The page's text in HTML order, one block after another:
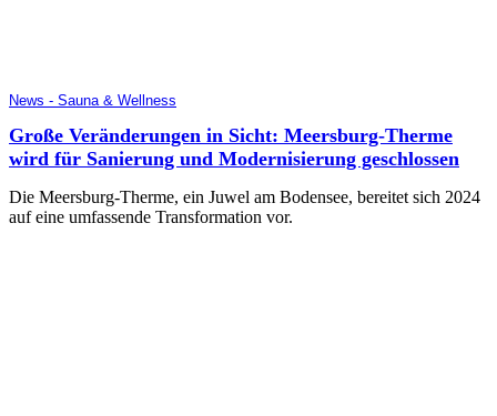
News - Sauna & Wellness
Große Veränderungen in Sicht: Meersburg-Therme
wird für Sanierung und Modernisierung geschlossen
Die Meersburg-Therme, ein Juwel am Bodensee, bereitet sich 2024
auf eine umfassende Transformation vor.